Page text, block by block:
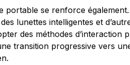
portable se renforce
lunettes intelligentes et
des méthodes d’interaction
transition progressive vers